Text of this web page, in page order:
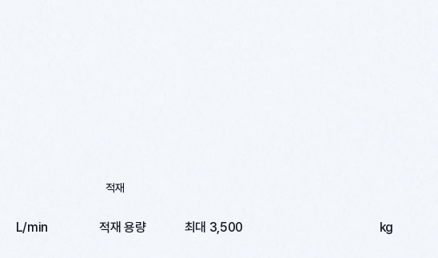
L/min
적재
적재 용량 최대 3,500 kg